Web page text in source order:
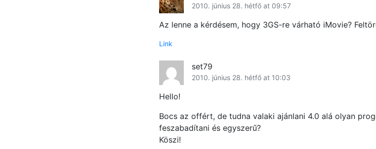
2010. június 28. hétfő at 09:57
Az lenne a kérdésem, hogy 3GS-re várható iMovie?
Link
set79
2010. június 28. hétfő at 10:03
Hello!
Bocs az offért, de tudna valaki ajánlani 4.0 alá olyan
feszabadítani és egyszerű?
Köszi!